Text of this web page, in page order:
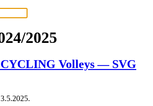
2025
Volleys — SVG
.